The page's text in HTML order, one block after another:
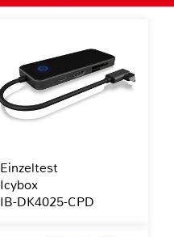
Einzeltest
Icybox
IB-DK4025-CPD